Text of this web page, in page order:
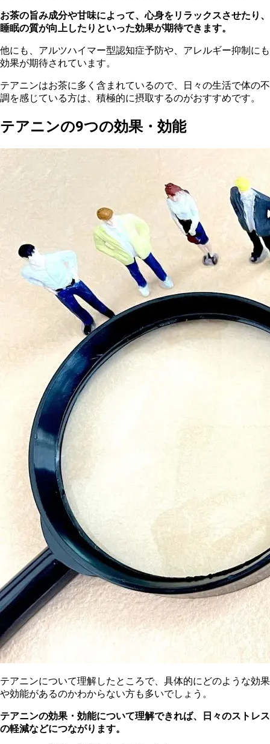
お茶の旨み成分や甘味によって、心身をリラックスさせたり、
睡眠の質が向上したりといった効果が期待できます。
他にも、アルツハイマー型認知症予防や、アレルギー抑制にも
効果が期待されています。
テアニンはお茶に多く含まれているので、 日 々の生活で体の不
調を感じている方は、積極的に摂取するのがおすすめです。
テアニンの9つの効果・効能
テアニンについて理解したところで、具体的にどのような効果
や効能があるのかわからない方も多いでしょう。
テアニンの効果・効能について理解できれば、日々のストレス
の軽減などにつながります。